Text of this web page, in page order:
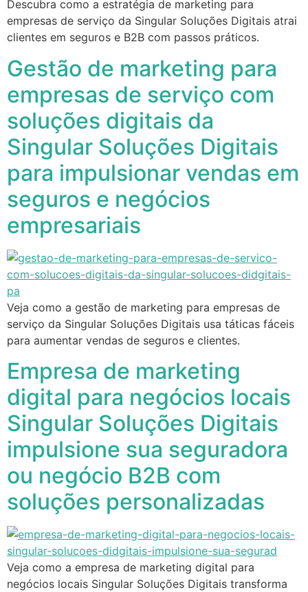
Descubra como a estratégia de marketing para
empresas de serviço da Singular Soluções Digitais atrai
clientes em seguros e B2B com passos práticos.
Gestão de marketing para
empresas de serviço com
soluções digitais da
Singular Soluções Digitais
para impulsionar vendas em
seguros e negócios
empresariais
Veja como a gestão de marketing para empresas de
serviço da Singular Soluções Digitais usa táticas fáceis
para aumentar vendas de seguros e clientes.
Empresa de marketing
digital para negócios locais
Singular Soluções Digitais
impulsione sua seguradora
ou negócio B2B com
soluções personalizadas
Veja como a empresa de marketing digital para
negócios locais Singular Soluções Digitais transforma